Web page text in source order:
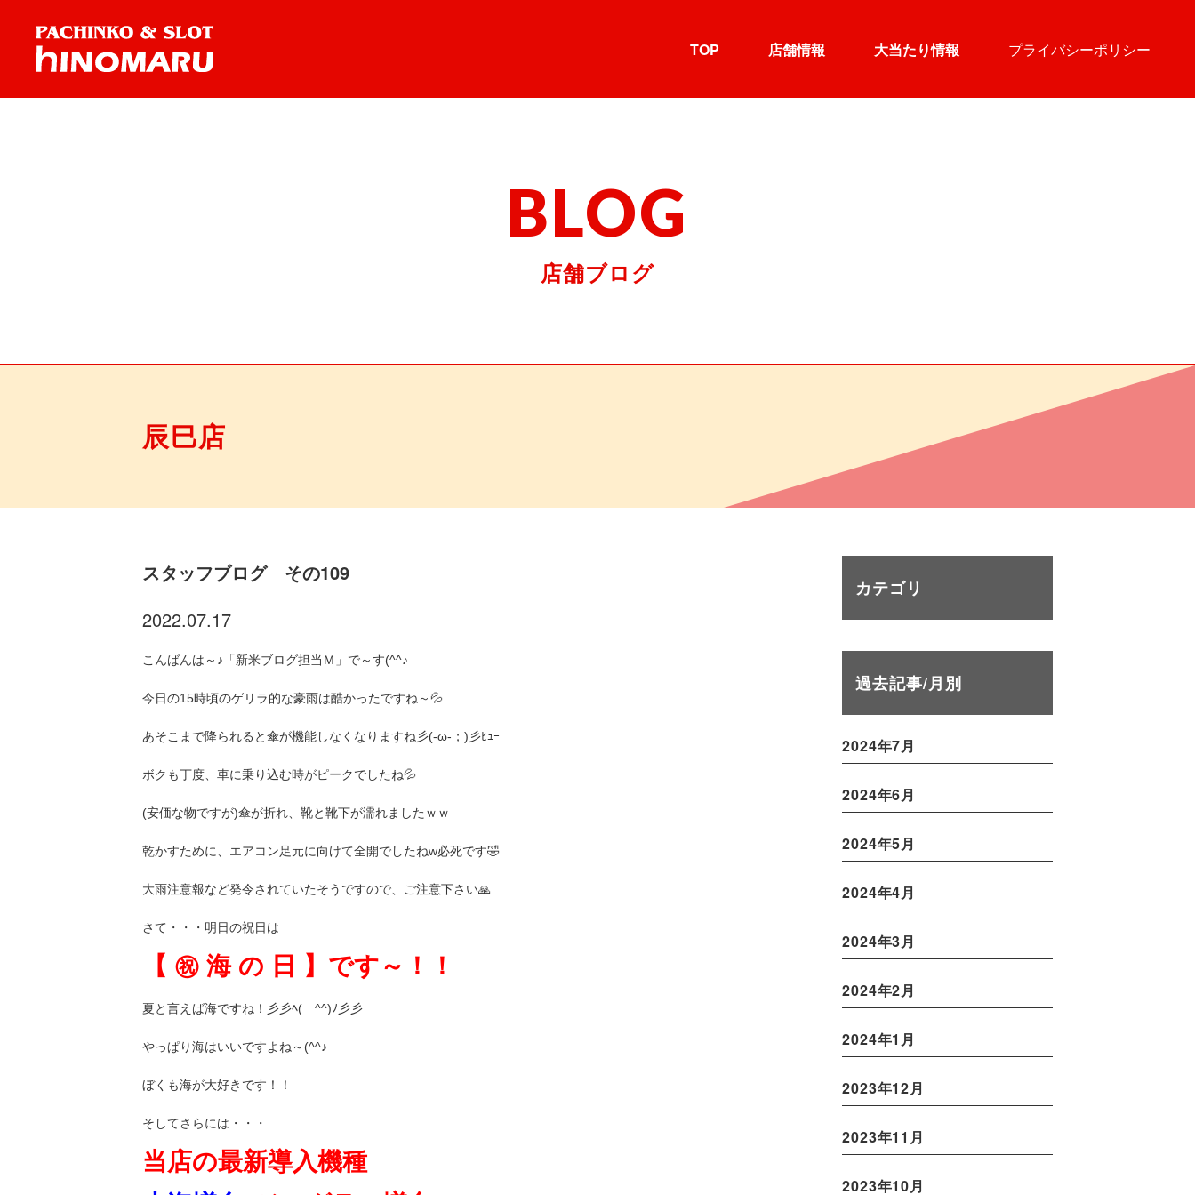
TOP 店舗情報 大当たり情報 プライバシーポリシー
BLOG
店舗ブログ
辰巳店
スタッフブログ その109
2022.07.17
こんばんは～♪「新米ブログ担当Ｍ」で～す(^^♪
今日の15時頃のゲリラ的な豪雨は酷かったですね～💦
あそこまで降られると傘が機能しなくなりますね彡(-ω-；)彡ﾋｭｰ
ボクも丁度、車に乗り込む時がピークでしたね💦
(安価な物ですが)傘が折れ、靴と靴下が濡れましたｗｗ
乾かすために、エアコン足元に向けて全開でしたねw必死です🤣
大雨注意報など発令されていたそうですので、ご注意下さい🙏
さて・・・明日の祝日は
【 ㊗ 海 の 日 】です～！！
夏と言えば海ですね！彡彡ﾍ( ^^)ﾉ彡彡
やっぱり海はいいですよね～(^^♪
ぼくも海が大好きです！！
そしてさらには・・・
当店の最新導入機種
カテゴリ
過去記事/月別
2024年7月
2024年6月
2024年5月
2024年4月
2024年3月
2024年2月
2024年1月
2023年12月
2023年11月
2023年10月